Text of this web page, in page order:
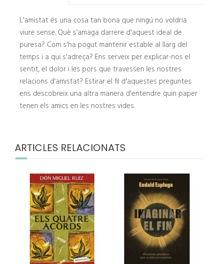
L'amistat és una cosa tan bona que ningú no voldria
viure sense. Què s'amaga darrere d'aquest ideal de
puresa? Com s'ha pogut mantenir estable al llarg del
temps i a qui s'adreça? Ens serveix per explicar-nos el
sentit, el dolor i les pors que travessen les nostres
relacions d'amistat? Estirar el fil d'aquestes preguntes
ens descobreix una altra manera d'entendre quin paper
tenen els amics en les nostres vides.
ARTICLES RELACIONATS